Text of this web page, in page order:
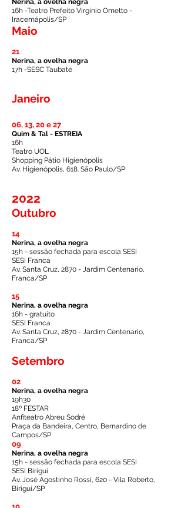
Nerina, a ovelha negra
16h -Teatro Prefeito Virgínio Ometto -
Iracemápolis/SP
Maio
21
Nerina, a ovelha negra
17h -SESC Taubaté
Janeiro
06, 13, 20 e 27
Quim & Tal - ESTREIA
16h
Teatro UOL
Shopping Pátio Higienópolis
Av. Higienópolis, 618. São Paulo/SP
2022
Outubro
14
Nerina, a ovelha negra
15h - sessão fechada para escola SESI
SESI Franca
Av. Santa Cruz, 2870 - Jardim Centenario,
Franca/SP
15
Nerina, a ovelha negra
16h - gratuito
SESI Franca
Av. Santa Cruz, 2870 - Jardim Centenario,
Franca/SP
Setembro
02
Nerina, a ovelha negra
19h30
18º FESTAR
Anfiteatro Abreu Sodré
Praça da Bandeira, Centro, Bernardino de
Campos/SP
09
Nerina, a ovelha negra
15h - sessão fechada para escola SESI
SESI Birigui
Av. José Agostinho Rossi, 620 - Vila Roberto,
Birigui/SP